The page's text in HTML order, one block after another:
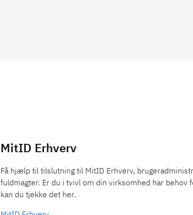
MitID Erhverv
Få hjælp til tilslutning til MitID Erhverv,
fuldmagter. Er du i tvivl om din virksomhed har behov
kan du tjekke det her.